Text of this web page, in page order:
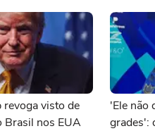
visto de
Brasil nos EUA
'Ele não
grades':